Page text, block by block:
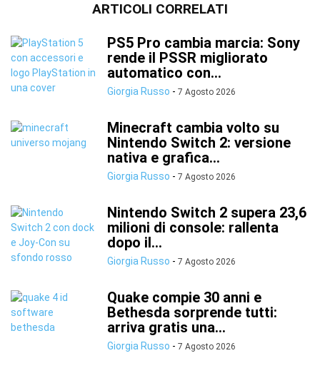
ARTICOLI CORRELATI
PS5 Pro cambia marcia: Sony
rende il PSSR migliorato
automatico con...
Giorgia Russo - 7 Agosto 2026
Minecraft cambia volto su
Nintendo Switch 2: versione
nativa e grafica...
Giorgia Russo - 7 Agosto 2026
Nintendo Switch 2 supera 23,6
milioni di console: rallenta
dopo il...
Giorgia Russo - 7 Agosto 2026
Quake compie 30 anni e
Bethesda sorprende tutti:
arriva gratis una...
Giorgia Russo - 7 Agosto 2026